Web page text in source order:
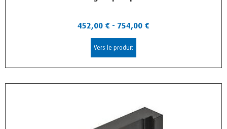
452,00 € - 754,00 €
Vers le produit